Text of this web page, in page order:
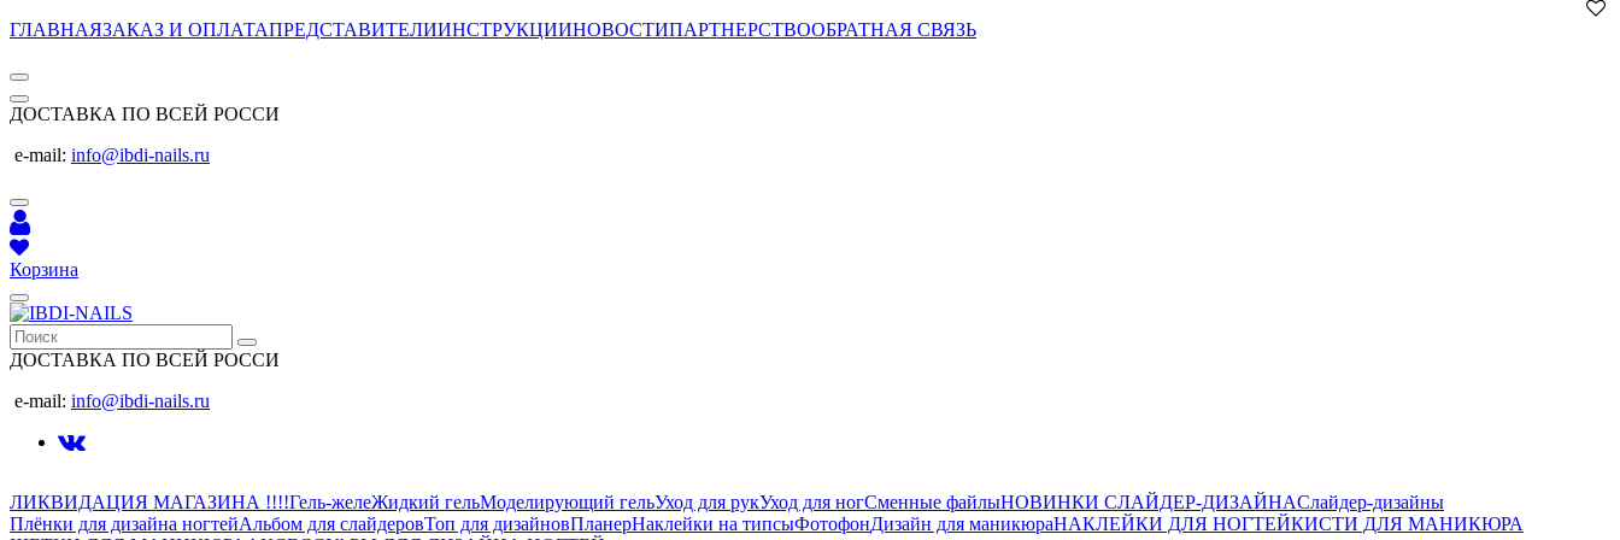
ГЛАВНАЯЗАКАЗ И ОПЛАТАПРЕДСТАВИТЕЛИИНСТРУКЦИИНОВОСТИПАРТНЕРСТВООБРАТНАЯ СВЯЗЬ
ДОСТАВКА ПО ВСЕЙ РОССИ
e-mail: info@ibdi-nails.ru
Корзина
ДОСТАВКА ПО ВСЕЙ РОССИ
e-mail: info@ibdi-nails.ru
ЛИКВИДАЦИЯ МАГАЗИНА !!!!Гель-желеЖидкий гельМоделирующий гельУход для рукУход для ногСменные файлыНОВИНКИ СЛАЙДЕР-ДИЗАЙНАСлайдер-дизайны
Плёнки для дизайна ногтейАльбом для слайдеровТоп для дизайновПланерНаклейки на типсыФотофонДизайн для маникюраНАКЛЕЙКИ ДЛЯ НОГТЕЙКИСТИ ДЛЯ МАНИКЮРА